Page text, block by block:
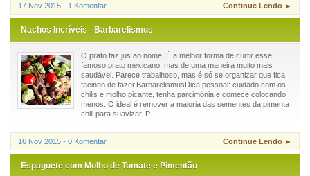
17 Nov 2015 - 1 Komentar Continue Lendo ►
Nachos Incríveis - Barbarelismus
O prato faz jus ao nome. É a melhor forma de curtir esse
famoso prato mexicano, mas de uma maneira muito mais
saudável. Parece trabalhoso, mas é só se organizar que fica
facinho de fazer.BarbarelismusDica pessoal: cuidado com os
chilis e molho picante, tenha parcimônia e comece colocando
menos. O ideal é remover a maioria das sementes da pimenta
chili para suavizar. P...
16 Nov 2015 - 0 Komentar Continue Lendo ►
Espaguete com Molho de Tomate e Pimentão